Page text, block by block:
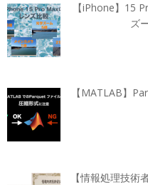
【iPhone】15
ズ
【MATLAB】
【情報処理技術